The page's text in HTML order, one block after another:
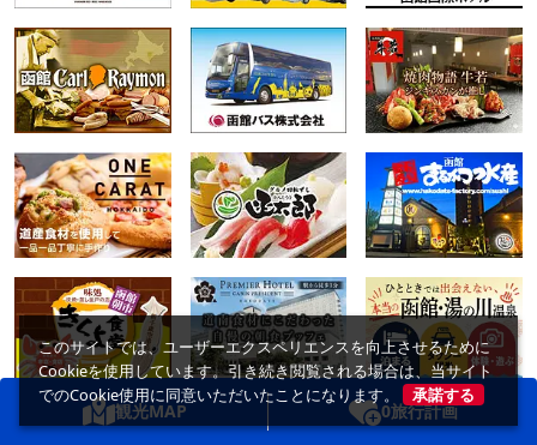
観光MAP 0旅行計画
このサイトでは、ユーザーエクスペリエンスを向上させるために
Cookieを使用しています。引き続き閲覧される場合は、当サイト
でのCookie使用に同意いただいたことになります。
承諾する